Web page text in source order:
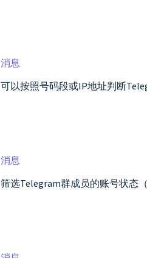
消息
可以按照号码段或IP地址判断
消息
筛选Telegram群成员的账号状态